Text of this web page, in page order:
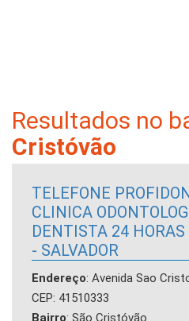
Resultados no
Cristóvão
TELEFONE
CLINICA
DENTISTA 24 HORAS
- SALVADOR
Endereço: Avenida Sao
CEP: 41510333
Bairro: São Cristóvão